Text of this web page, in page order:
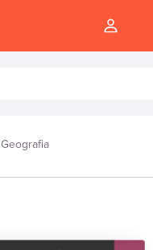
Geografia